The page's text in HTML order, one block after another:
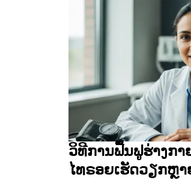
ວິທີການຟື້ນຟູຮ່າງກາ
ໄທຣອຍເຮັດວຽກຫຼາ